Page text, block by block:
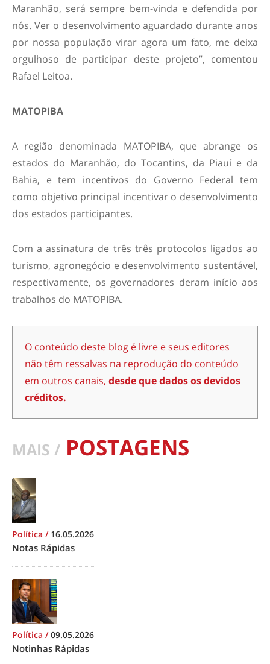
Maranhão, será sempre bem-vinda e defendida por
nós. Ver o desenvolvimento aguardado durante anos
por nossa população virar agora um fato, me deixa
orgulhoso de participar deste projeto”, comentou
Rafael Leitoa.
MATOPIBA
A região denominada MATOPIBA, que abrange os
estados do Maranhão, do Tocantins, da Piauí e da
Bahia, e tem incentivos do Governo Federal tem
como objetivo principal incentivar o desenvolvimento
dos estados participantes.
Com a assinatura de três três protocolos ligados ao
turismo, agronegócio e desenvolvimento sustentável,
respectivamente, os governadores deram início aos
trabalhos do MATOPIBA.
O conteúdo deste blog é livre e seus editores
não têm ressalvas na reprodução do conteúdo
em outros canais, desde que dados os devidos
créditos.
MAIS / POSTAGENS
Política / 16.05.2026
Notas Rápidas
Política /09.05.2026
Notinhas Rápidas